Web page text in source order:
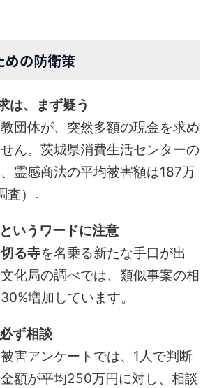
めの防衛策
は、まず疑う
団体が、突然多額の現金を求め
ん。茨城県消費生活センターの
霊感商法の平均被害額は187万
）。
いうワードに注意
る寺を名乗る新たな手口が出
化局の調べでは、類似事案の相
増加しています。
ず相談
害アンケートでは、1人で判断
額が平均250万円に対し、相談